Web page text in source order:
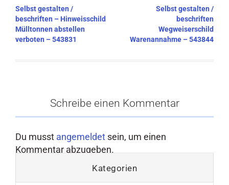
Beitragsnavigation
Selbst gestalten /
beschriften – Hinweisschild
Mülltonnen abstellen
verboten – 543831
Selbst gestalten /
beschriften
Wegweiserschild
Warenannahme – 543844
Schreibe einen Kommentar
Du musst angemeldet sein, um einen
Kommentar abzugeben.
Kategorien